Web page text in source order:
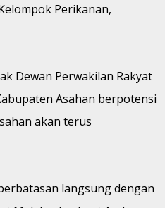
Perikanan,
Dewan Perwakilan Rakyat
Asahan berpotensi
akan terus
langsung dengan